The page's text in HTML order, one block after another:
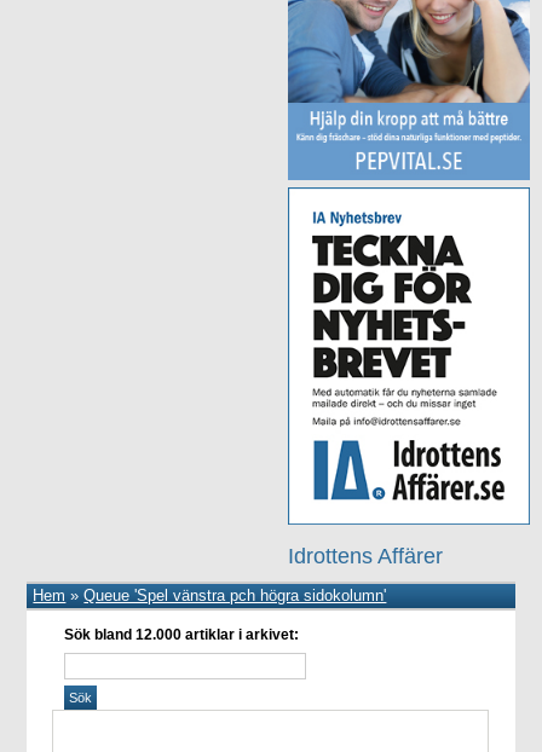
Idrottens Affärer
Hem »Queue 'Spel vänstra pch högra sidokolumn'
Sök bland 12.000 artiklar i arkivet: